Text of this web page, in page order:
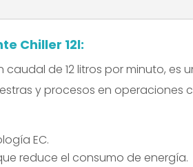
Chiller 12l:
caudal de 12 litros por minuto,
y procesos en operaciones
EC.
reduce el consumo de energía.